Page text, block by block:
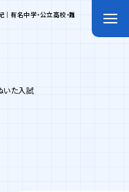
有名中学・公立高校・難
いた入試